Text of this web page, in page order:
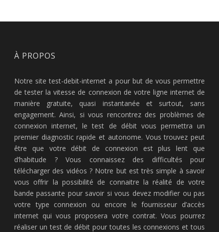
À PROPOS
Notre site test-debit-internet a pour but de vous permettre
de tester la vitesse de connexion de votre ligne internet de
manière gratuite, quasi instantanée et surtout, sans
engagement. Ainsi, si vous rencontrez des problèmes de
connexion internet, le test de débit vous permettra un
premier diagnostic rapide et autonome. Vous trouvez peut
être que votre débit de connexion est plus lent que
d’habitude ? Vous connaissez des difficultés pour
télécharger des vidéos ? Notre but est très simple à savoir
vous offrir la possibilité de connaitre la réalité de votre
bande passante pour savoir si vous devez modifier ou pas
votre type connexion ou encore le fournisseur d’accès
internet qui vous proposera votre contrat. Vous pourrez
réaliser un test de débit pour toutes les connexions et tous